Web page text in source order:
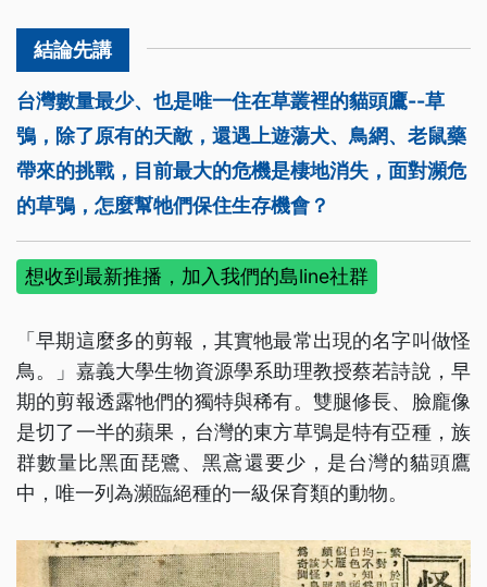
台灣數量最少、也是唯一住在草叢裡的貓頭鷹--草
鴞，除了原有的天敵，還遇上遊蕩犬、鳥網、老鼠藥
帶來的挑戰，目前最大的危機是棲地消失，面對瀕危
的草鴞，怎麼幫牠們保住生存機會？
想收到最新推播，加入我們的島line社群
「早期這麼多的剪報，其實牠最常出現的名字叫做怪
鳥。」嘉義大學生物資源學系助理教授蔡若詩說，早
期的剪報透露牠們的獨特與稀有。雙腿修長、臉龐像
是切了一半的蘋果，台灣的東方草鴞是特有亞種，族
群數量比黑面琵鷺、黑鳶還要少，是台灣的貓頭鷹
中，唯一列為瀕臨絕種的一級保育類的動物。